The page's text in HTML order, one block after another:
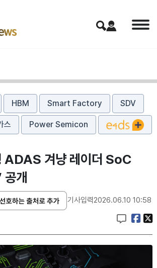
HBM Smart Factory SDV
스 Power Semicon
ADAS 겨냥 레이더 SoC
개
기사입력2026.06.10 10:58